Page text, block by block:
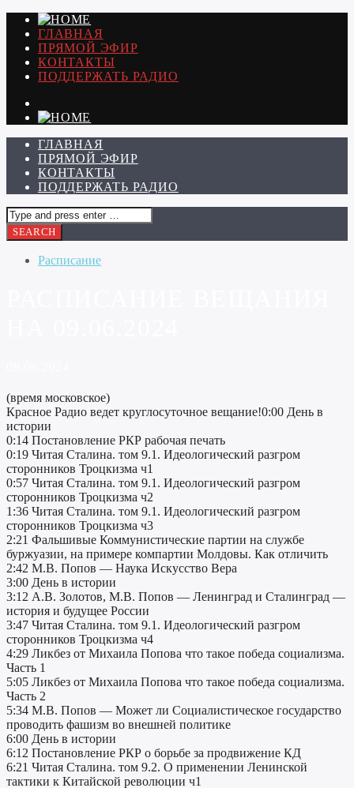
ГЛАВНАЯ
ПРЯМОЙ ЭФИР
КОНТАКТЫ
ПОДДЕРЖАТЬ РАДИО
ГЛАВНАЯ
ПРЯМОЙ ЭФИР
КОНТАКТЫ
ПОДДЕРЖАТЬ РАДИО
Расписание
(время московское)
Красное Радио ведет круглосуточное вещание!0:00 День в
истории
0:14 Постановление РКР рабочая печать
0:19 Читая Сталина. том 9.1. Идеологический разгром
сторонников Троцкизма ч1
0:57 Читая Сталина. том 9.1. Идеологический разгром
сторонников Троцкизма ч2
1:36 Читая Сталина. том 9.1. Идеологический разгром
сторонников Троцкизма ч3
2:21 Фальшивые Коммунистические партии на службе
буржуазии, на примере компартии Молдовы. Как отличить
2:42 М.В. Попов — Наука Искусство Вера
3:00 День в истории
3:12 А.В. Золотов, М.В. Попов — Ленинград и Сталинград —
история и будущее России
3:47 Читая Сталина. том 9.1. Идеологический разгром
сторонников Троцкизма ч4
4:29 Ликбез от Михаила Попова что такое победа социализма.
Часть 1
5:05 Ликбез от Михаила Попова что такое победа социализма.
Часть 2
5:34 М.В. Попов — Может ли Социалистическое государство
проводить фашизм во внешней политике
6:00 День в истории
6:12 Постановление РКР о борьбе за продвижение КД
6:21 Читая Сталина. том 9.2. О применении Ленинской
тактики к Китайской революции ч1